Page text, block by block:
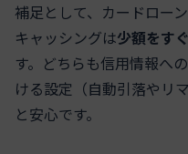
補足として、カードロー
キャッシングは少額をす
す。どちらも信用情報へ
ける設定（自動引落やリ
と安心です。